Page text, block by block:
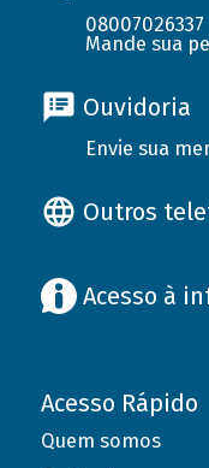
08007026337
Mande sua
Ouvidoria
Envie sua
Outros
Acesso à
Acesso Rápido
Quem somos